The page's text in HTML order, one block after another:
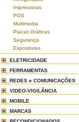
Impressoras
POS
Multimedia
Placas Gráficas
Segurança
Expositores
ELETRICIDADE
FERRAMENTAS
REDES e COMUNICAÇÕES
VIDEO-VIGILÂNCIA
MOBILE
MARCAS